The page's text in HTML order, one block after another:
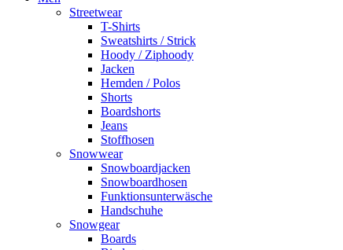
Streetwear
T-Shirts
Sweatshirts / Strick
Hoody / Ziphoody
Jacken
Hemden / Polos
Shorts
Boardshorts
Jeans
Stoffhosen
Snowwear
Snowboardjacken
Snowboardhosen
Funktionsunterwäsche
Handschuhe
Snowgear
Boards